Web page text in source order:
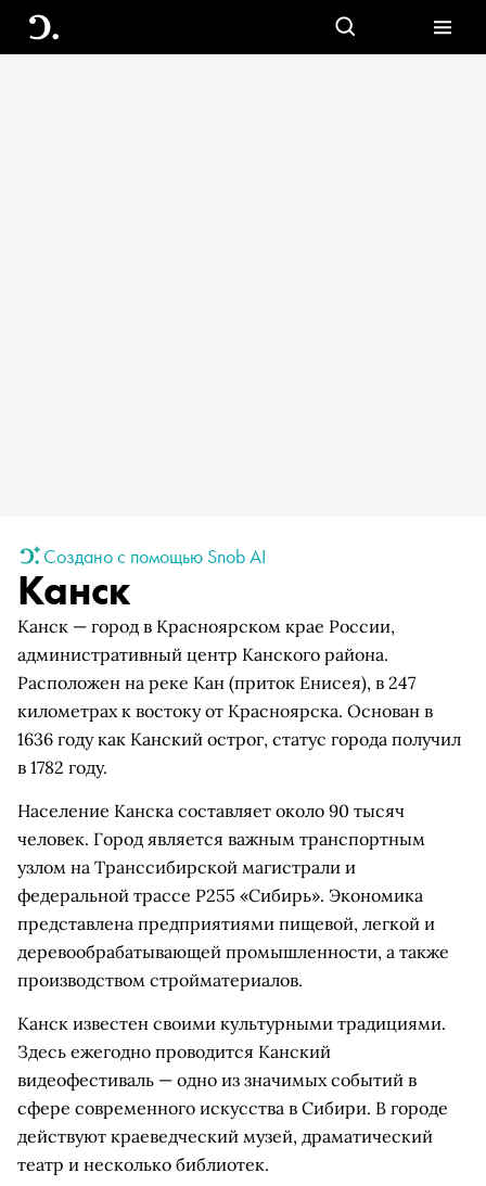
Создано с помощью Snob AI
Канск
Канск — город в Красноярском крае России,
административный центр Канского района.
Расположен на реке Кан (приток Енисея), в 247
километрах к востоку от Красноярска. Основан в
1636 году как Канский острог, статус города получил
в 1782 году.
Население Канска составляет около 90 тысяч
человек. Город является важным транспортным
узлом на Транссибирской магистрали и
федеральной трассе Р255 «Сибирь». Экономика
представлена предприятиями пищевой, легкой и
деревообрабатывающей промышленности, а также
производством стройматериалов.
Канск известен своими культурными традициями.
Здесь ежегодно проводится Канский
видеофестиваль — одно из значимых событий в
сфере современного искусства в Сибири. В городе
действуют краеведческий музей, драматический
театр и несколько библиотек.